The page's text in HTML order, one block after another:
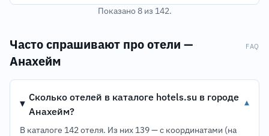
Показано 8 из 142.
Часто спрашивают про отели —
Анахейм
FAQ
Сколько отелей в каталоге hotels.su в городе
Анахейм?
▾
В каталоге 142 отеля. Из них 139 — с координатами (на